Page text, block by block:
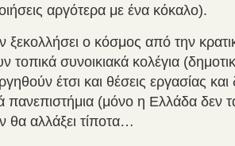
αργότερα με ένα κόκαλο).
ξεκολλήσει ο κόσμος από την
τοπικά συνοικιακά κολέγια
έτσι και θέσεις εργασίας
πανεπιστήμια (μόνο η Ελλάδα δεν
θα αλλάξει τίποτα…